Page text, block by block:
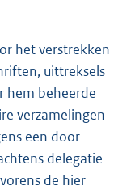
het verstrekken
uittreksels
hem beheerde
verzamelingen
een door
delegatie
de hier